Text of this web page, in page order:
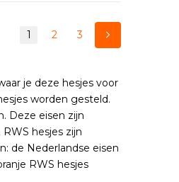
1 2 3
je deze hesjes voor
worden gesteld.
Deze eisen zijn
hesjes zijn
de Nederlandse eisen
RWS hesjes